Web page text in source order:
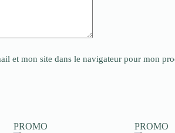
et mon site dans le navigateur pour mon
PROMO PROMO